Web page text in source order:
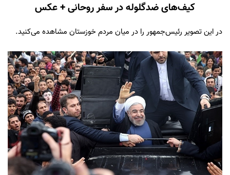
کیف‌های ضدگلوله در سفر روحانی + عکس
در این تصویر رئیس‌جمهور را در میان مردم خوزستان مشاهده می‌کنید.